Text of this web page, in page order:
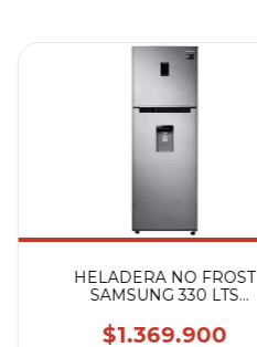
HELADERA NO FROST
SAMSUNG 330 LTS
$1.369.900